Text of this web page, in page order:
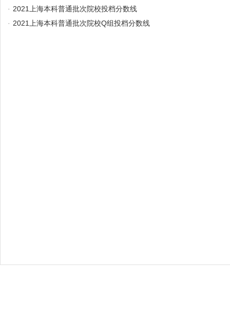
· 2021上海本科普通批次院校投档分数线
· 2021上海本科普通批次院校Q组投档分数线